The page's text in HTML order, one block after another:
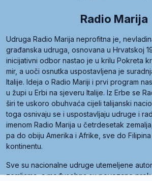
Radio Marija
Udruga Radio Marija neprofitna je,
građanska udruga, osnovana u Hrvatskoj
inicijativni odbor nastao je u krilu Pokreta
mir, a uoči osnutka uspostavljena je
Italije. Ideja o Radio Mariji i prvi program
u župi u Erbi na sjeveru Italije. Iz Erbe se
širi te uskoro obuhvaća cijeli talijanski
toga osnivaju se i uspostavljaju udruge i
imenom Radio Marija u četrdesetak
pa do obiju Amerika i Afrike, sve do
kontinentu.
Sve su nacionalne udruge utemeljene
zemljama, a međusobna su povezane